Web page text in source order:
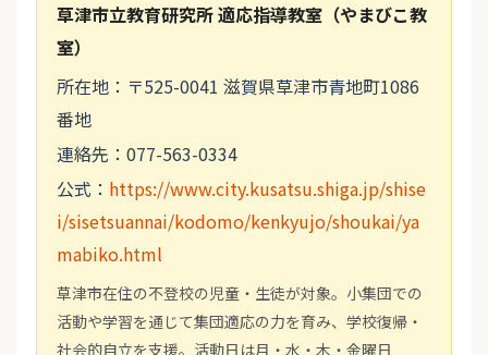
草津市立教育研究所 適応指導教室（やまびこ教
室）
所在地：〒525-0041 滋賀県草津市青地町1086
番地
連絡先：077-563-0334
公式： https://www.city.kusatsu.shiga.jp/shise
i/sisetsuannai/kodomo/kenkyujo/shoukai/ya
mabiko.html
草津市在住の不登校の児童・生徒が対象。小集団での
活動や学習を通じて集団適応の力を育み、学校復帰・
社会的自立を支援。活動日は月・水・木・金曜日